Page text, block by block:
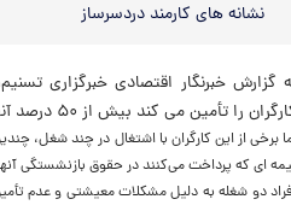
نشانه های کارمند دردسرساز
را تأمین می کند بیش از ۵۰ درصد آنها به شغل دوم فکر می کنند.
برخی از این کارگران با اشتغال در چند شغل،
ای که پرداخت می‌کنند در حقوق بازنشستگی آنها
دو شغله به دلیل مشکلات معیشتی و عدم